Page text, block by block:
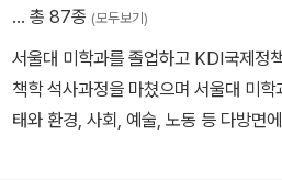
… 총 87종 (모두보기)
서울대 미학과를 졸업하고 KDI국제정
책학 석사과정을 마쳤으며 서울대 미
태와 환경, 사회, 예술, 노동 등 다방면